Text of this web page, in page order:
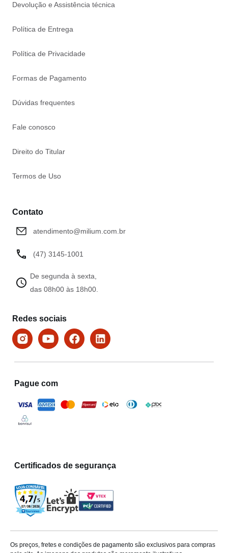
Devolução e Assistência técnica
Política de Entrega
Política de Privacidade
Formas de Pagamento
Dúvidas frequentes
Fale conosco
Direito do Titular
Termos de Uso
Contato
atendimento@milium.com.br
(47) 3145-1001
De segunda à sexta,
das 08h00 às 18h00.
Redes sociais
Pague com
Certificados de segurança
Os preços, fretes e condições de pagamento são exclusivos para compras